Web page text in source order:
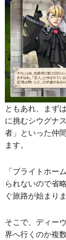
ともあれ、まず
に挑むシウグナ
者」といった仲
ます。
「ブライトホー
られないので省
ぐ旅路が始まりま
そこで、ディー
界へ行くのか複